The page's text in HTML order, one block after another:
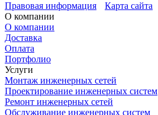
Правовая информация
Карта сайта
О компании
О компании
Доставка
Оплата
Портфолио
Услуги
Монтаж инженерных сетей
Проектирование инженерных систем
Ремонт инженерных сетей
Обслуживание инженерных систем